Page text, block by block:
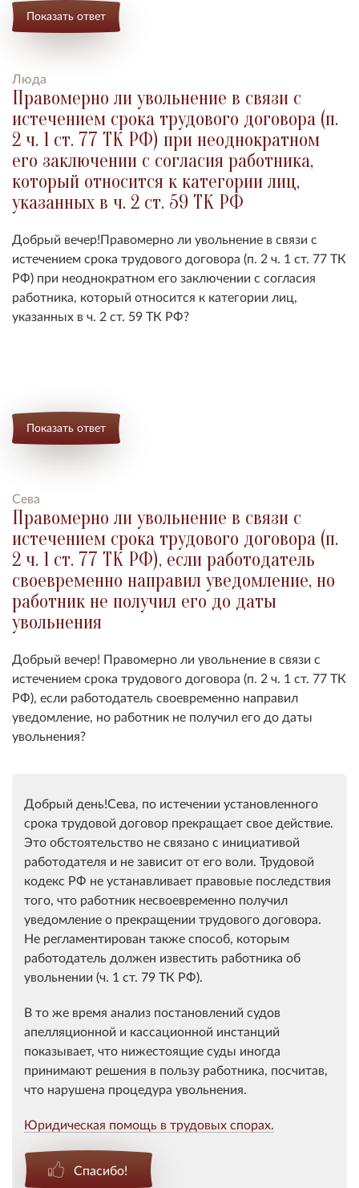
Показать ответ
Люда
Правомерно ли увольнение в связи с
истечением срока трудового договора (п.
2 ч. 1 ст. 77 ТК РФ) при неоднократном
его заключении с согласия работника,
который относится к категории лиц,
указанных в ч. 2 ст. 59 ТК РФ
Добрый вечер!Правомерно ли увольнение в связи с
истечением срока трудового договора (п. 2 ч. 1 ст. 77 ТК
РФ) при неоднократном его заключении с согласия
работника, который относится к категории лиц,
указанных в ч. 2 ст. 59 ТК РФ?
Показать ответ
Сева
Правомерно ли увольнение в связи с
истечением срока трудового договора (п.
2 ч. 1 ст. 77 ТК РФ), если работодатель
своевременно направил уведомление, но
работник не получил его до даты
увольнения
Добрый вечер! Правомерно ли увольнение в связи с
истечением срока трудового договора (п. 2 ч. 1 ст. 77 ТК
РФ), если работодатель своевременно направил
уведомление, но работник не получил его до даты
увольнения?
Добрый день!Сева, по истечении установленного
срока трудовой договор прекращает свое действие.
Это обстоятельство не связано с инициативой
работодателя и не зависит от его воли. Трудовой
кодекс РФ не устанавливает правовые последствия
того, что работник несвоевременно получил
уведомление о прекращении трудового договора.
Не регламентирован также способ, которым
работодатель должен известить работника об
увольнении (ч. 1 ст. 79 ТК РФ).
В то же время анализ постановлений судов
апелляционной и кассационной инстанций
показывает, что нижестоящие суды иногда
принимают решения в пользу работника, посчитав,
что нарушена процедура увольнения.
Юридическая помощь в трудовых спорах.
Спасибо!